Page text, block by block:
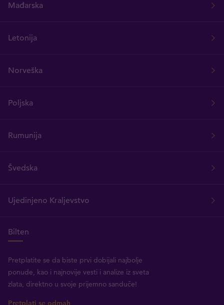
Mađarska
Letonija
Norveška
Poljska
Rumunija
Švedska
Ujedinjeno Kraljevstvo
Bilten
Pretplatite se da biste prvi dobijali najbolje
ponude, kao i najnovije vesti i analize iz sveta
zlata, direktno u svoje prijemno sanduče!
Pretplati se odmah